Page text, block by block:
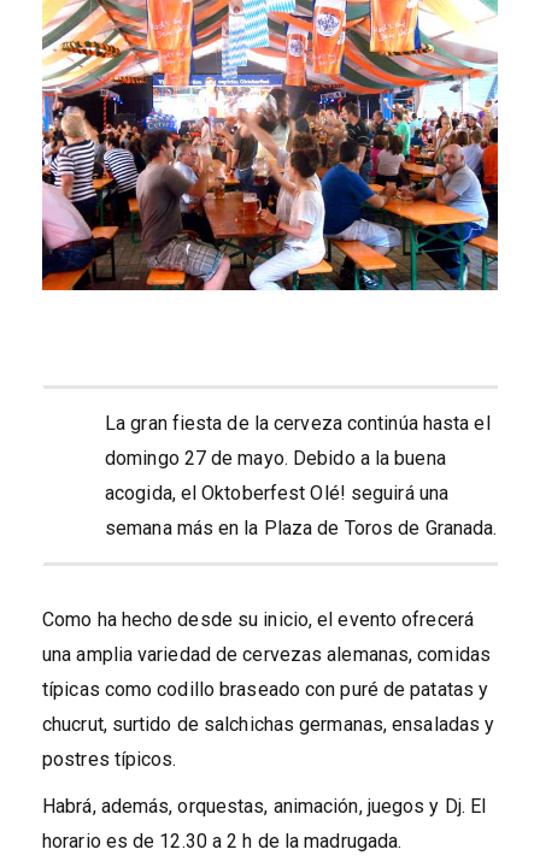
La gran fiesta de la cerveza continúa hasta el
domingo 27 de mayo. Debido a la buena
acogida, el Oktoberfest Olé! seguirá una
semana más en la Plaza de Toros de Granada.
Como ha hecho desde su inicio, el evento ofrecerá
una amplia variedad de cervezas alemanas, comidas
típicas como codillo braseado con puré de patatas y
chucrut, surtido de salchichas germanas, ensaladas y
postres típicos.
Habrá, además, orquestas, animación, juegos y Dj. El
horario es de 12.30 a 2 h de la madrugada.